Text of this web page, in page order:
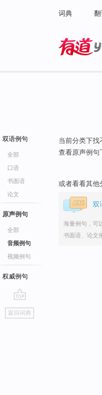
词典
双语例句
全部
口语
书面语
论文
原声例句
全部
音频例句
视频例句
权威例句
go
top
返回词典
当前分类下找
查看原声例句
或者看看其他
双
海量例句，可
书面语、论文